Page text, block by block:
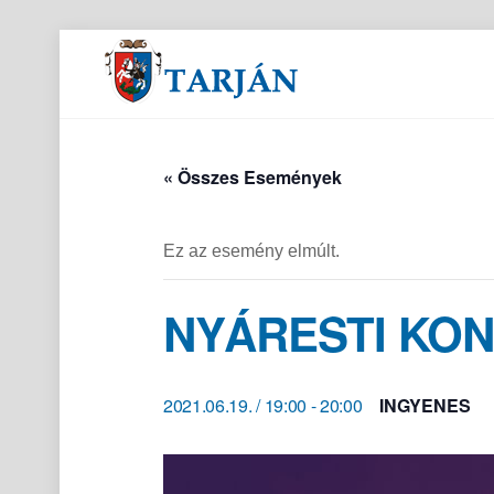
« Összes Események
Ez az esemény elmúlt.
NYÁRESTI
2021.06.19. / 19:00 -20:00 INGYENES